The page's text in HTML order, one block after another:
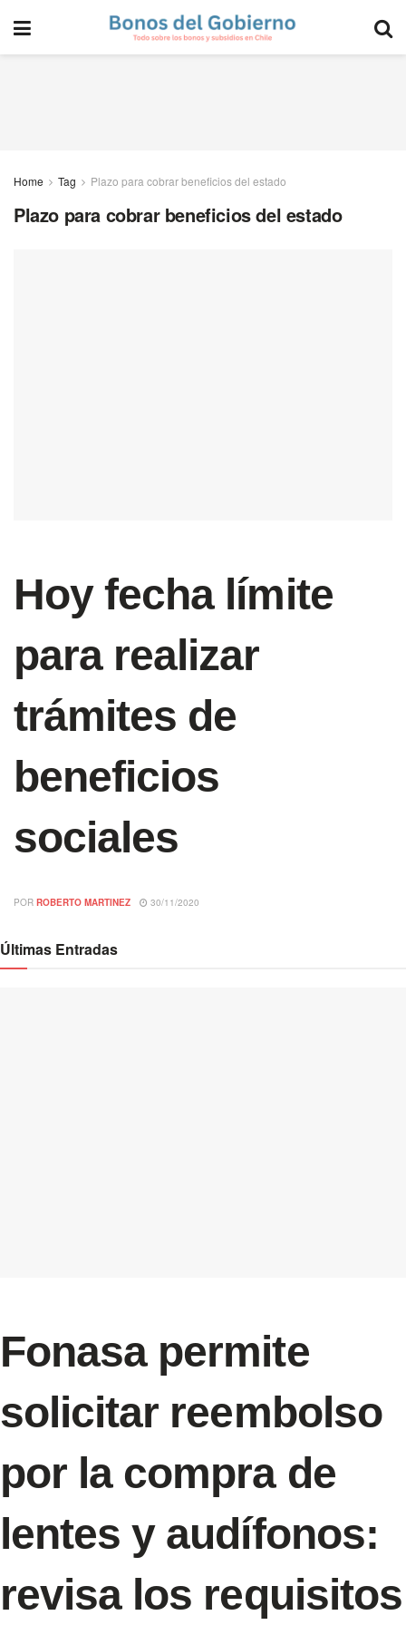
Home Tag Plazo para cobrar beneficios del estado
Plazo para cobrar beneficios del estado
Hoy fecha límite
para realizar
trámites de
beneficios
sociales
POR ROBERTO MARTINEZ 30/11/2020
Últimas Entradas
Fonasa permite
solicitar reembolso
por la compra de
lentes y audífonos:
revisa los requisitos